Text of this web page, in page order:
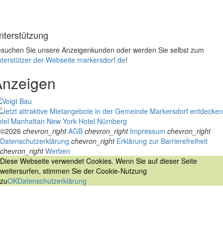
Sie unsere Anzeigenkunden oder werden Sie selbst zum
der Webseite markersdorf.de!
Manhattan New York Hotel Nürnberg
©2026 chevron_right AGB chevron_right Impressum chevron_right
Datenschutzerklärung chevron_right Erklärung zur Barrierefreiheit
chevron_right Werben
Diese Webseite verwendet Cookies. Wenn Sie auf dieser Seite
weitersurfen, stimmen Sie der Cookie-Nutzung
zuOKDatenschutzerklärung